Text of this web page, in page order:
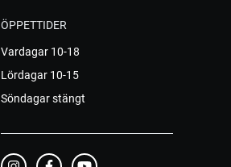
ÖPPETTIDER
Vardagar 10-18
Lördagar 10-15
Söndagar stängt